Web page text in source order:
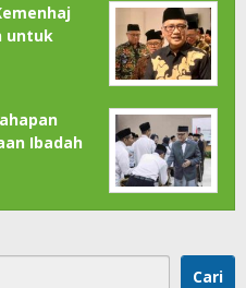
untuk
Ibadah
Cari